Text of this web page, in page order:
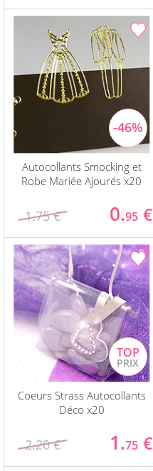
Autocollants Smocking et
Robe Mariée Ajourés x20
1.75 € 0.95 €
Coeurs Strass Autocollants
Déco x20
2.20 € 1.75 €